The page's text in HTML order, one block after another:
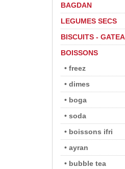
BAGDAN
LEGUMES SECS
BISCUITS -
BOISSONS
• freez
• dimes
• boga
• soda
• boissons ifri
• ayran
• bubble tea